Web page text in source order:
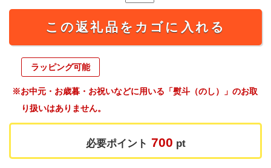
この返礼品をカゴに入れる
ラッピング可能
※お中元・お歳暮・お祝いなどに用いる「熨斗（のし）」のお取
り扱いはありません。
必要ポイント 700 pt